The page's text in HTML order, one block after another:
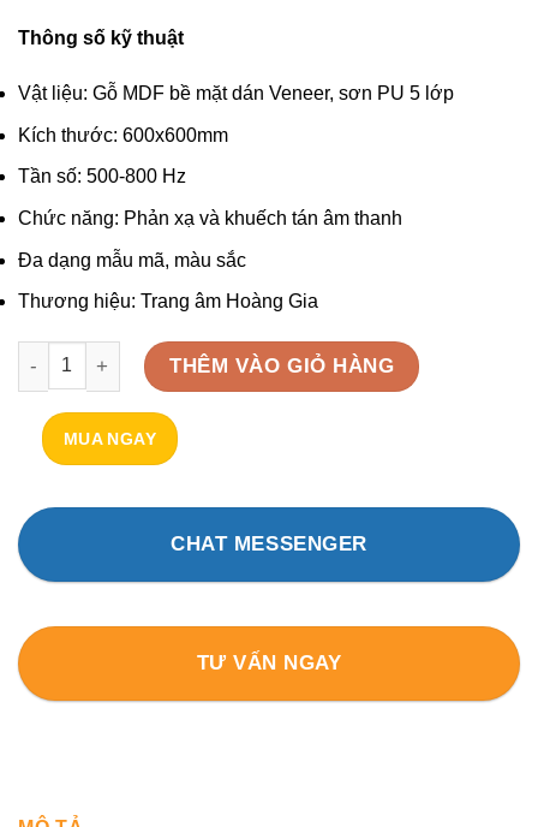
Thông số kỹ thuật
Vật liệu: Gỗ MDF bề mặt dán Veneer, sơn PU 5 lớp
Kích thước: 600x600mm
Tần số: 500-800 Hz
Chức năng: Phản xạ và khuếch tán âm thanh
Đa dạng mẫu mã, màu sắc
Thương hiệu: Trang âm Hoàng Gia
Tấm tán âm 3D ACOUSTIC HG - DIFFUSER HG05 số lượng
THÊM VÀO GIỎ HÀNG
MUA NGAY
CHAT MESSENGER
TƯ VẤN NGAY